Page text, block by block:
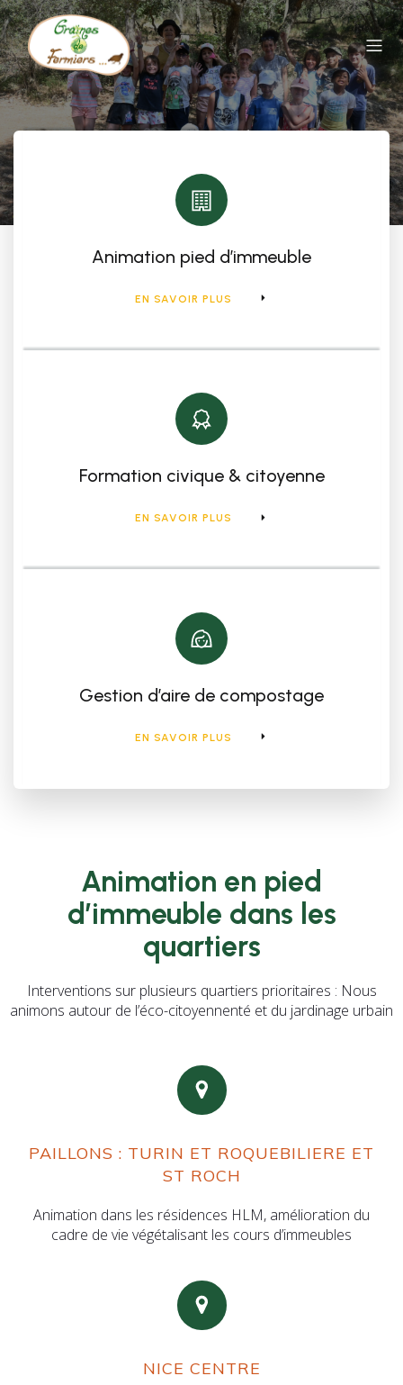
Interventions
Animation pied d’immeuble
EN SAVOIR PLUS
Formation civique & citoyenne
EN SAVOIR PLUS
Gestion d’aire de compostage
EN SAVOIR PLUS
Animation en pied
d’immeuble dans les
quartiers
Interventions sur plusieurs quartiers prioritaires : Nous
animons autour de l’éco-citoyennenté et du jardinage urbain
PAILLONS : TURIN ET ROQUEBILIERE ET
ST ROCH
Animation dans les résidences HLM, amélioration du
cadre de vie végétalisant les cours d’immeubles
NICE CENTRE